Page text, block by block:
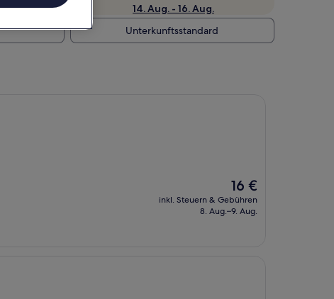
14. Aug. - 16. Aug.
Unterkunftsstandard
Der
Preis
beträgt
16 €
inkl. Steuern & Gebühren
8. Aug.–9. Aug.